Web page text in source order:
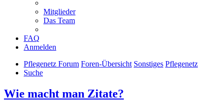
Mitglieder
Das Team
FAQ
Anmelden
Pflegenetz Forum Foren-Übersicht Sonstiges Pflegenetz
Suche
Wie macht man Zitate?